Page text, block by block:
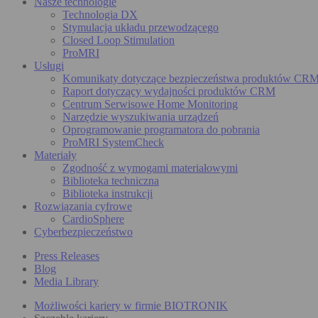
Technologia DX
Stymulacja układu przewodzącego
Closed Loop Stimulation
ProMRI
Usługi
Komunikaty dotyczące bezpieczeństwa produktów
Raport dotyczący wydajności produktów CRM
Centrum Serwisowe Home Monitoring
Narzędzie wyszukiwania urządzeń
Oprogramowanie programatora do pobrania
ProMRI SystemCheck
Materiały
Zgodność z wymogami materiałowymi
Biblioteka techniczna
Biblioteka instrukcji
Rozwiązania cyfrowe
CardioSphere
Cyberbezpieczeństwo
Press Releases
Blog
Media Library
Możliwości kariery w firmie BIOTRONIK